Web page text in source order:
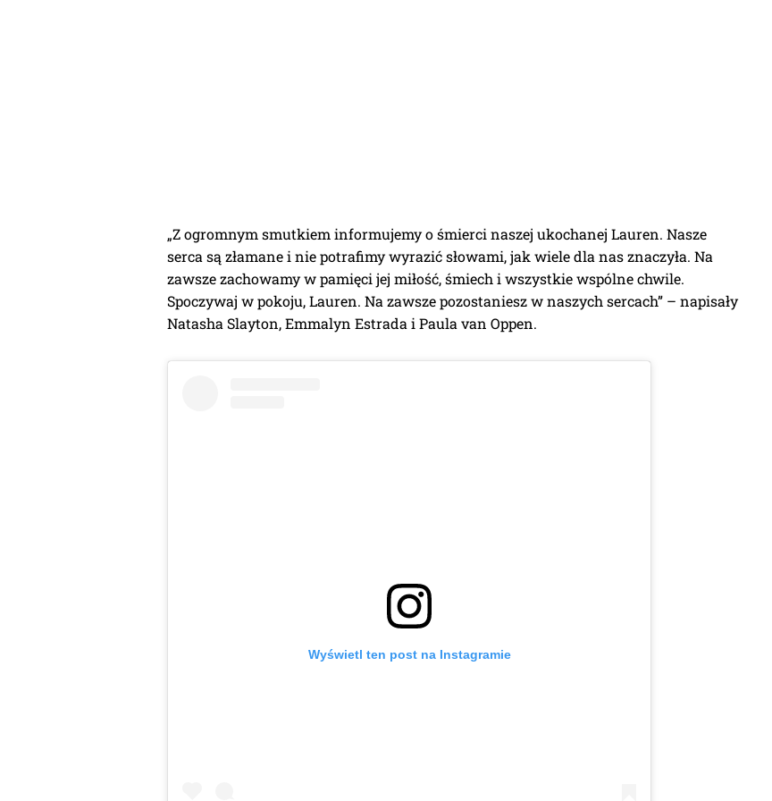
„Z ogromnym smutkiem informujemy o śmierci naszej ukochanej Lauren. Nasze
serca są złamane i nie potrafimy wyrazić słowami, jak wiele dla nas znaczyła. Na
zawsze zachowamy w pamięci jej miłość, śmiech i wszystkie wspólne chwile.
Spoczywaj w pokoju, Lauren. Na zawsze pozostaniesz w naszych sercach” – napisały
Natasha Slayton, Emmalyn Estrada i Paula van Oppen.
Wyświetl ten post na Instagramie